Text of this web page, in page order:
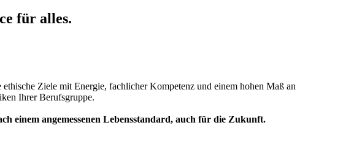
für alles.
Ziele mit Energie, fachlicher Kompetenz und einem hohen Maß an
Ihrer Berufsgruppe.
einem angemessenen Lebensstandard, auch für die Zukunft.